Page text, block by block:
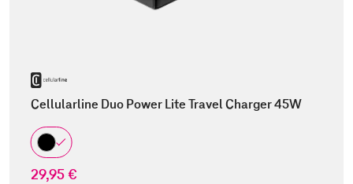
Cellularline Duo Power Lite Travel Charger 45W
29,95 €